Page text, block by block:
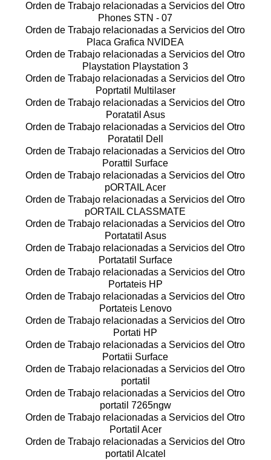
Orden de Trabajo relacionadas a Servicios del Otro
Phones STN - 07
Orden de Trabajo relacionadas a Servicios del Otro
Placa Grafica NVIDEA
Orden de Trabajo relacionadas a Servicios del Otro
Playstation Playstation 3
Orden de Trabajo relacionadas a Servicios del Otro
Poprtatil Multilaser
Orden de Trabajo relacionadas a Servicios del Otro
Poratatil Asus
Orden de Trabajo relacionadas a Servicios del Otro
Poratatil Dell
Orden de Trabajo relacionadas a Servicios del Otro
Porattil Surface
Orden de Trabajo relacionadas a Servicios del Otro
pORTAIL Acer
Orden de Trabajo relacionadas a Servicios del Otro
pORTAIL CLASSMATE
Orden de Trabajo relacionadas a Servicios del Otro
Portatatil Asus
Orden de Trabajo relacionadas a Servicios del Otro
Portatatil Surface
Orden de Trabajo relacionadas a Servicios del Otro
Portateis HP
Orden de Trabajo relacionadas a Servicios del Otro
Portateis Lenovo
Orden de Trabajo relacionadas a Servicios del Otro
Portati HP
Orden de Trabajo relacionadas a Servicios del Otro
Portatii Surface
Orden de Trabajo relacionadas a Servicios del Otro
portatil
Orden de Trabajo relacionadas a Servicios del Otro
portatil 7265ngw
Orden de Trabajo relacionadas a Servicios del Otro
Portatil Acer
Orden de Trabajo relacionadas a Servicios del Otro
portatil Alcatel